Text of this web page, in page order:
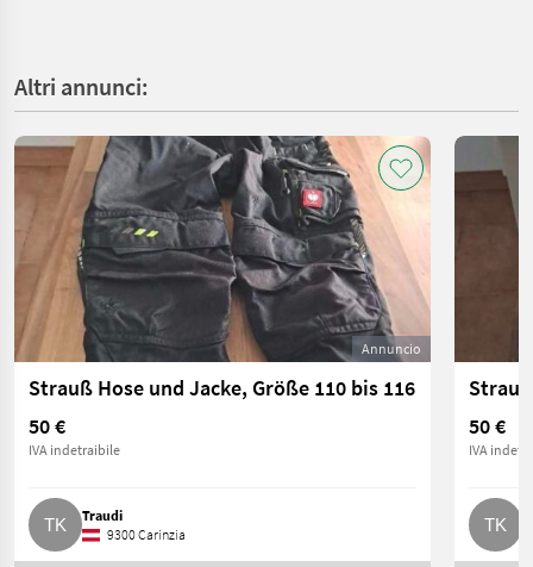
Altri annunci:
Annuncio
Strauß Hose und Jacke, Größe 110 bis 116
50 €
IVA indetraibile
Traudi
9300 Carinzia
50 €
IVA